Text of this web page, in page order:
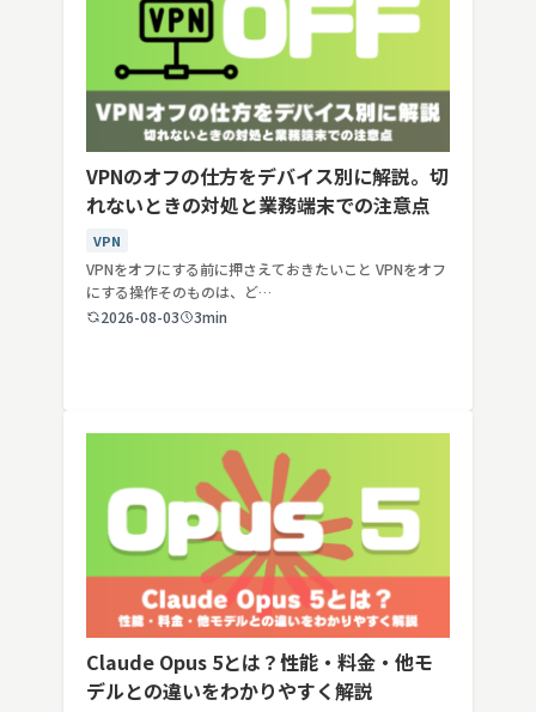
VPNのオフの仕方をデバイス別に解説。切
れないときの対処と業務端末での注意点
VPN
VPNをオフにする前に押さえておきたいこと VPNをオフ
にする操作そのものは、ど…
2026-08-03
3min
Claude Opus 5とは？性能・料金・他モ
デルとの違いをわかりやすく解説